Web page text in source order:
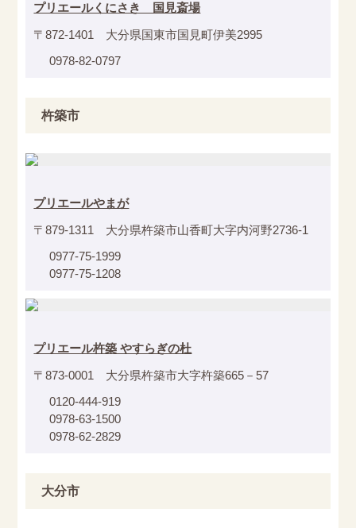
プリエールくにさき 国見斎場
〒872-1401 大分県国東市国見町伊美2995
0978-82-0797
杵築市
プリエールやまが
〒879-1311 大分県杵築市山香町大字内河野2736-1
0977-75-1999
0977-75-1208
プリエール杵築 やすらぎの杜
〒873-0001 大分県杵築市大字杵築665－57
0120-444-919
0978-63-1500
0978-62-2829
大分市